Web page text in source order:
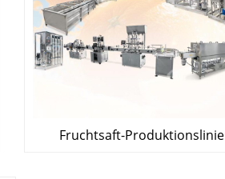
Fruchtsaft-Produktionslinie